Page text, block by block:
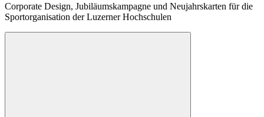
Corporate Design, Jubiläumskampagne und Neujahrskarten für die
Sportorganisation der Luzerner Hochschulen